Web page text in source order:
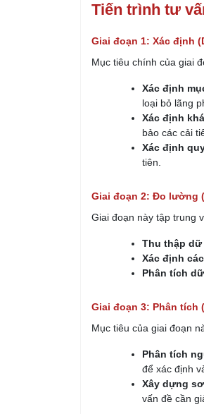
Tiến trình tư
Giai đoạn 1: Xác định
Mục tiêu chính của giai
Xác định
loại bỏ lãng
Xác định
bảo các cải
Xác định
tiên.
Giai đoạn 2: Đo lường
Giai đoạn này tập trung
Thu thập dữ
Xác định
Phân tích
Giai đoạn 3: Phân tích
Mục tiêu của giai đoạn
Phân tích
để xác định
Xây dựng
vấn đề cần